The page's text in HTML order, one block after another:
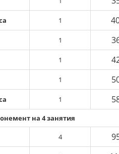
1
1
1
1
1
на 4 занятия
4